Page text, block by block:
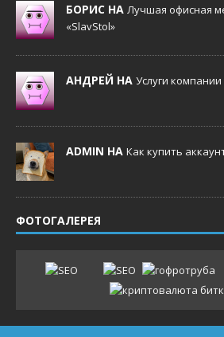
БОРИС НА Лучшая офисная
«SlavStol»
АНДРЕЙ НА Услуги
ADMIN НА Как купить
ФОТОГАЛЕРЕЯ